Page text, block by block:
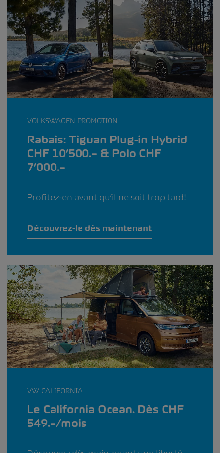
VOLKSWAGEN PROMOTION
Rabais: Tiguan Plug-in Hybrid
CHF 10’500.– & Polo CHF
7’000.–
Profitez-en avant qu’il ne soit trop tard!
Découvrez-le dès maintenant
VW CALIFORNIA
Le California Ocean. Dès CHF
549.–/mois